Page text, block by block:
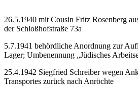
26.5.1940 mit Cousin Fritz Rosenberg
der Schloß­hof­stra­ße 73a
5.7.1941 behördliche Anordnung zur
Lager; Um­be­nen­nung „Jü­di­sches
25.4.1942 Siegfried Schreiber wegen
Transportes zurück nach Anröchte